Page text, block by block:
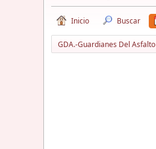
Inicio Buscar
GDA.-Guardianes Del Asfalto